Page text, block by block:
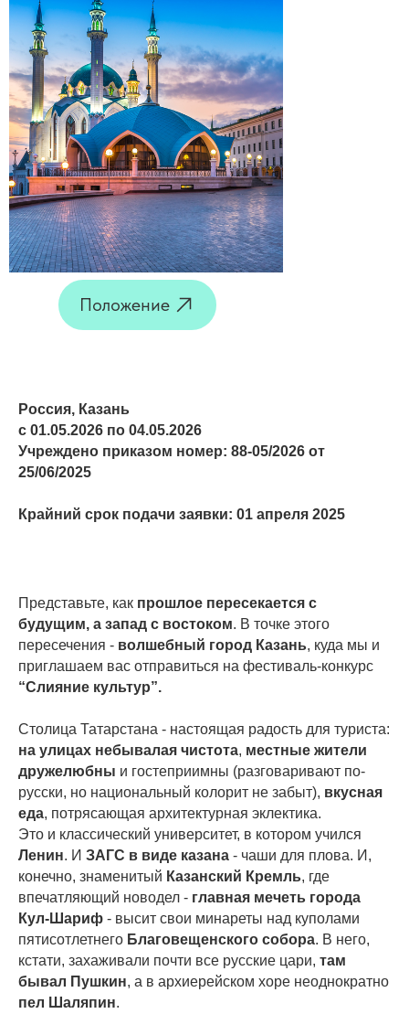
Положение
Россия, Казань
с 01.05.2026 по 04.05.2026
Учреждено приказом номер: 88-05/2026 от
25/06/2025
Крайний срок подачи заявки: 01 апреля 2025
Представьте, как прошлое пересекается с
будущим, а запад с востоком. В точке этого
пересечения - волшебный город Казань, куда мы и
приглашаем вас отправиться на фестиваль-конкурс
“Слияние культур”.
Столица Татарстана - настоящая радость для туриста:
на улицах небывалая чистота, местные жители
дружелюбны и гостеприимны (разговаривают по-
русски, но национальный колорит не забыт), вкусная
еда, потрясающая архитектурная эклектика.
Это и классический университет, в котором учился
Ленин. И ЗАГС в виде казана - чаши для плова. И,
конечно, знаменитый Казанский Кремль, где
впечатляющий новодел - главная мечеть города
Кул-Шариф - высит свои минареты над куполами
пятисотлетнего Благовещенского собора. В него,
кстати, захаживали почти все русские цари, там
бывал Пушкин, а в архиерейском хоре неоднократно
пел Шаляпин.